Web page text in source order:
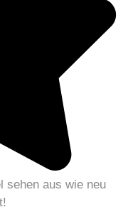
sehen aus wie neu